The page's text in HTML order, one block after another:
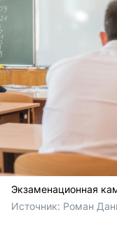
Экзаменационная
Источник: Роман